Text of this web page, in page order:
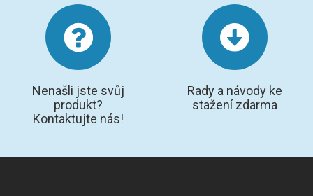
Nenašli jste svůj
produkt?
Kontaktujte nás!
Rady a návody ke
stažení zdarma